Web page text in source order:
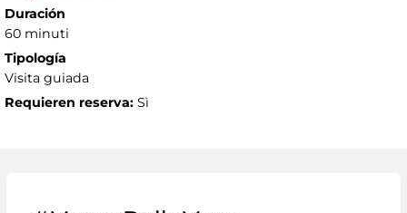
Duración
60 minuti
Tipología
Visita guiada
Requieren reserva: Sì